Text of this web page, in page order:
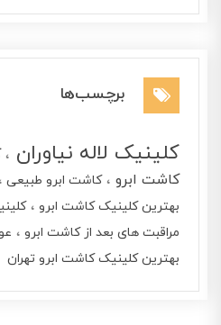
برچسب‌ها
کلینیک لاله نیاوران
کاشت ابرو
کاشت ابرو طبیعی
بهترین کلینیک کاشت ابرو
مراقبت های بعد از کاشت ابرو
بهترین کلینیک کاشت ابرو تهران